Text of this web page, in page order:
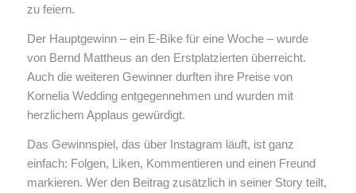
zu feiern.
Der Hauptgewinn – ein E-Bike für eine Woche – wurde
von Bernd Mattheus an den Erstplatzierten überreicht.
Auch die weiteren Gewinner durften ihre Preise von
Kornelia Wedding entgegennehmen und wurden mit
herzlichem Applaus gewürdigt.
Das Gewinnspiel, das über Instagram läuft, ist ganz
einfach: Folgen, Liken, Kommentieren und einen Freund
markieren. Wer den Beitrag zusätzlich in seiner Story teilt,